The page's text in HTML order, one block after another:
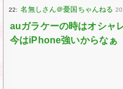
22:
auガラケーの時はオシャ
今はiPhone強いからなぁ